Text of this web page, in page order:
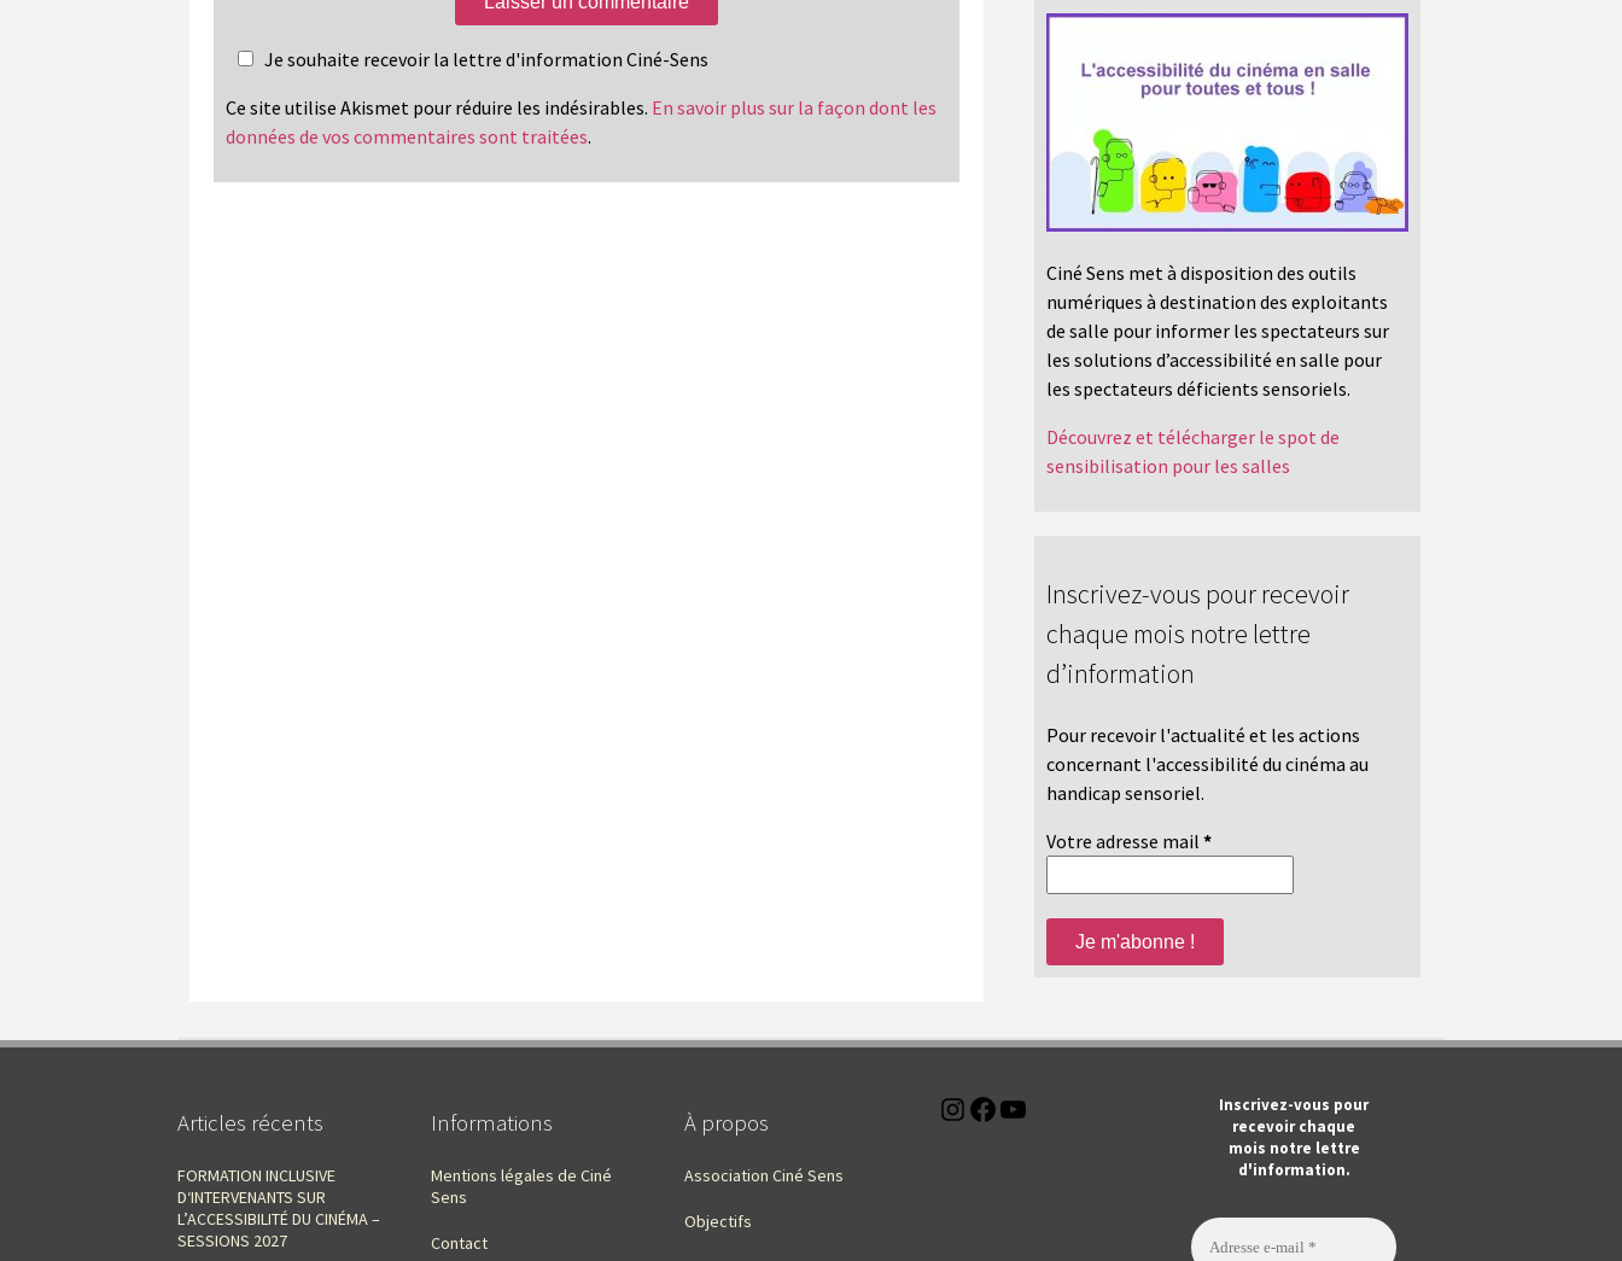
Je souhaite recevoir la lettre d'information Ciné-Sens
Ce site utilise Akismet pour réduire les indésirables. En savoir plus sur la façon dont les
données de vos commentaires sont traitées.
Ciné Sens met à disposition des outils
numériques à destination des exploitants
de salle pour informer les spectateurs sur
les solutions d’accessibilité en salle pour
les spectateurs déficients sensoriels.
Découvrez et télécharger le spot de
sensibilisation pour les salles
Inscrivez-vous pour recevoir
chaque mois notre lettre
d’information
Pour recevoir l'actualité et les actions
concernant l'accessibilité du cinéma au
handicap sensoriel.
Votre adresse mail *
Articles récents
FORMATION INCLUSIVE
D‘INTERVENANTS SUR
L’ACCESSIBILITÉ DU CINÉMA –
SESSIONS 2027
Informations
Mentions légales de Ciné
Sens
Contact
À propos
Association Ciné Sens
Objectifs
Instagram
Facebook
Inscrivez-vous pour
recevoir chaque
mois notre lettre
d'information.